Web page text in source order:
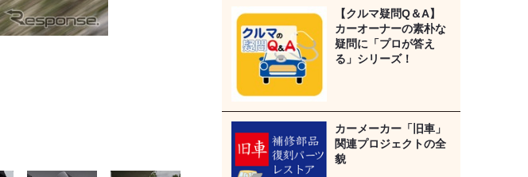
【クルマ疑問Q＆A】
カーオーナーの素朴な
疑問に「プロが答え
る」シリーズ！
カーメーカー「旧車」
関連プロジェクトの全
貌